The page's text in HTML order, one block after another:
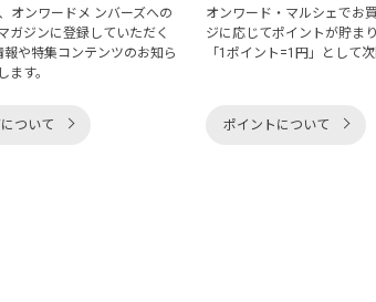
オンワードメ ンバーズへの
ガジンに登録していただく
や特集コンテンツのお知ら
す。
ついて
オンワード・マルシェでお
ジに応じてポイントが貯まり
「1ポイント=1円」として
ポイントについて